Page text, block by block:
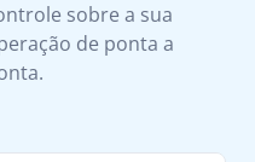
sobre a sua
de ponta a